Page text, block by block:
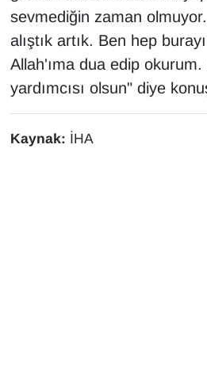
sevmediğin zaman
alıştık artık. Ben hep
Allah'ıma dua edip
yardımcısı olsun" diye
Kaynak: İHA